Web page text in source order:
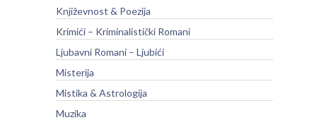
Književnost & Poezija
Krimići – Kriminalistički Romani
Ljubavni Romani – Ljubići
Misterija
Mistika & Astrologija
Muzika